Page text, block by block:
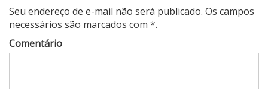
Seu endereço de e-mail não será publicado. Os campos
necessários são marcados com *.
Comentário